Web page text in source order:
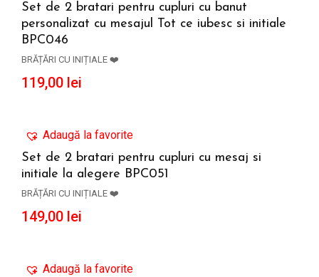
Set de 2 bratari pentru cupluri cu banut
personalizat cu mesajul Tot ce iubesc si initiale
BPC046
BRĂȚĂRI CU INIȚIALE ❤️
119,00 lei
Adaugă la favorite
Set de 2 bratari pentru cupluri cu mesaj si
initiale la alegere BPC051
BRĂȚĂRI CU INIȚIALE ❤️
149,00 lei
Adaugă la favorite